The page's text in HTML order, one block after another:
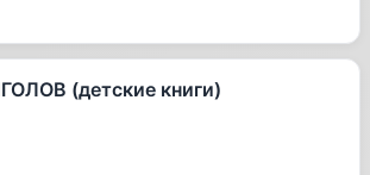
(детские книги)